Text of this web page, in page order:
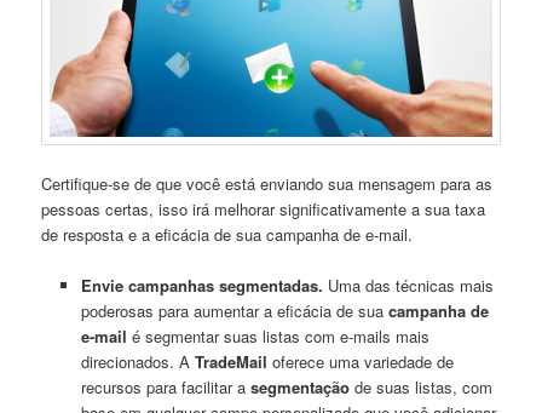
Certifique-se de que você está enviando sua mensagem para as
pessoas certas, isso irá melhorar significativamente a sua taxa
de resposta e a eficácia de sua campanha de e-mail.
Envie campanhas segmentadas. Uma das técnicas mais
poderosas para aumentar a eficácia de sua campanha de
e-mail é segmentar suas listas com e-mails mais
direcionados. A TradeMail oferece uma variedade de
recursos para facilitar a segmentaçãode suas listas, com